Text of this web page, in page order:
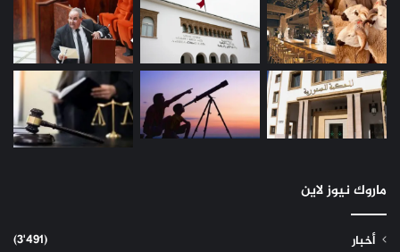
ماروك نيوز لاين
أخبار (3٬491)